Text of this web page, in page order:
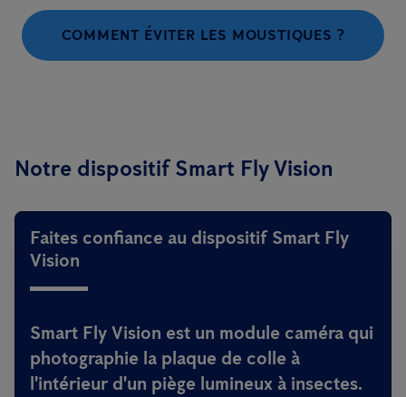
COMMENT ÉVITER LES MOUSTIQUES ?
Notre dispositif Smart Fly Vision
Faites confiance au dispositif Smart Fly
Vision
Smart Fly Vision est un module caméra qui
photographie la plaque de colle à
l'intérieur d'un piège lumineux à insectes.